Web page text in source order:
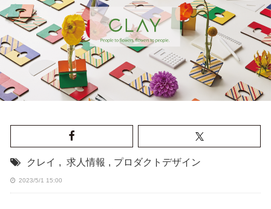
クレイ , 求人情報 , プロダクトデザイン
2023/5/1 15:00